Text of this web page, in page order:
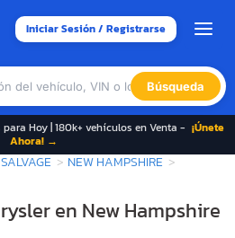
Iniciar Sesión / Registrarse
Búsqueda
Hoy | 180k+ vehículos en Venta - ¡Únete
Ahora! →
NEW HAMPSHIRE
en New Hampshire